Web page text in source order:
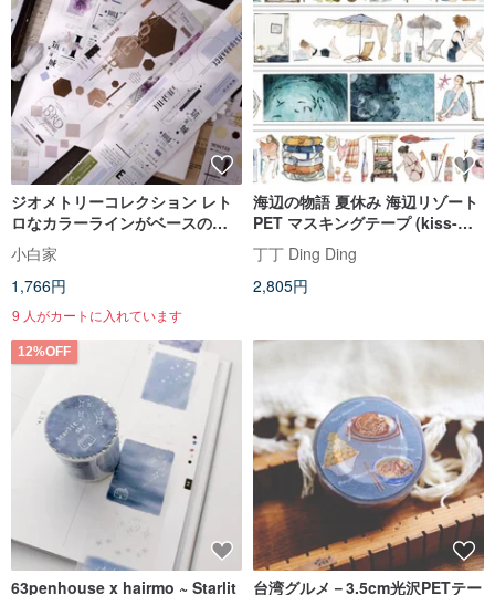
ジオメトリーコレクション レト
ロなカラーラインがベースの和
紙＆PET 手帳デコレーション型
抜きマスキングテープ
小白家
1,766円
9 人がカートに入れています
海辺の物語 夏休み 海辺リゾート
PET マスキングテープ (kiss-
cut)
丁丁 Ding Ding
2,805円
12%OFF
63penhouse x hairmo ~ Starlit 台湾グルメ－3.5cm光沢PETテー